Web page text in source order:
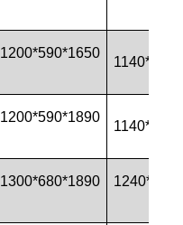
1200*590*1650
1200*590*1890
1300*680*1890